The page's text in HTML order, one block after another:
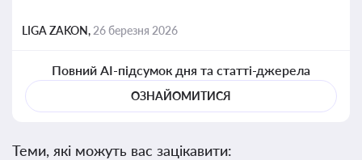
LIGA ZAKON, 26 березня 2026
Повний AI-підсумок дня та статті-джерела
ОЗНАЙОМИТИСЯ
Теми, які можуть вас зацікавити: